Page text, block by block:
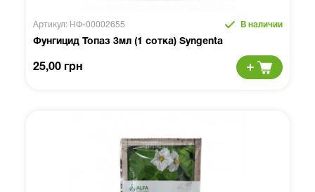
Артикул: НФ-00002655 В наличии
Фунгицид Топаз 3мл (1 сотка) Syngenta
25,00 грн